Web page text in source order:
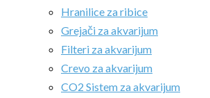
Hranilice za ribice
Grejači za akvarijum
Filteri za akvarijum
Crevo za akvarijum
CO2 Sistem za akvarijum